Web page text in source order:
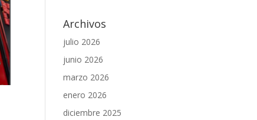
Archivos
julio 2026
junio 2026
marzo 2026
enero 2026
diciembre 2025